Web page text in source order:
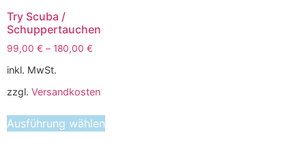
Try Scuba /
Schuppertauchen
99,00 € – 180,00 €
inkl. MwSt.
zzgl. Versandkosten
Ausführung wählen